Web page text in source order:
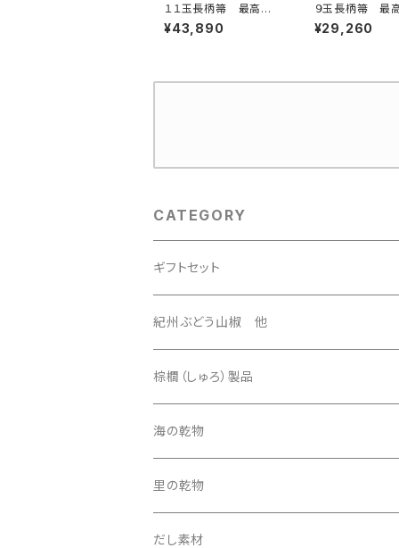
１１玉長柄箒 最高級
鬼毛
¥43,890
９玉長柄箒 最
毛
¥29,260
CATEGORY
ギフトセット
3500円セット
4500円セット
5500円セット
その他
5000円セット
紀州ぶどう山椒 他
棕櫚（しゅろ）製品
ほうき
たわし
その他
海の乾物
里の乾物
だし素材